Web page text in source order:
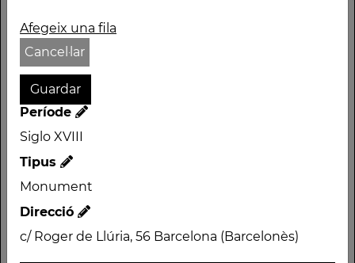
Afegeix una fila
Cancel·lar
Període
Siglo XVIII
Tipus
Monument
Direcció
c/ Roger de Llúria, 56 Barcelona (Barcelonès)
TORRE DE LES AIGÜES
DE L'EIXAMPLE
Autor
Josep Oriol Mestres /
Andreu Arriola /
Carme Ribas /
Període
Siglo XVIII
Tipus